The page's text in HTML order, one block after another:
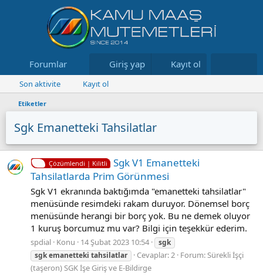
Forumlar Neler yeni Kaynaklar
Giriş yap Kayıt ol
Son aktivite Kayıt ol
Etiketler
Sgk Emanetteki Tahsilatlar
Çözümlendi | Kilitli
Sgk V1 Emanetteki
Tahsilatlarda Prim Görünmesi
Sgk V1 ekranında baktığımda "emanetteki tahsilatlar"
menüsünde resimdeki rakam duruyor. Dönemsel borç
menüsünde herangi bir borç yok. Bu ne demek oluyor
1 kuruş borcumuz mu var? Bilgi için teşekkür ederim.
spdial Konu 14 Şubat 2023 10:54
sgk
sgkemanetteki tahsilatlar Cevaplar: 2 Forum:Sürekli İşçi
(taşeron) SGK İşe Giriş ve E-Bildirge